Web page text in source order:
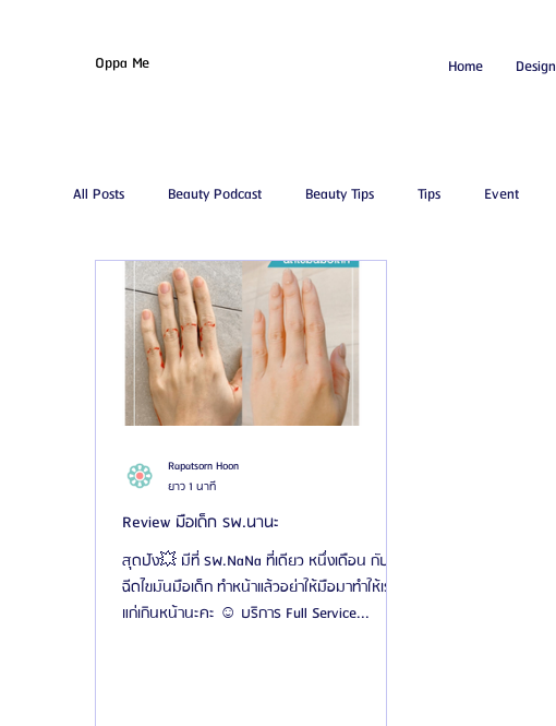
Home Design
Oppa Me
All Posts Beauty Podcast Beauty Tips Tips Event
รีวิวศัลยกรรมดูดไขมัน โรงพยาบาลศัลยกรรมเอท็อป
โรงพยาบาลศัลยกรรมจีเอ็นจี โรงพยาบาลศัลยกรรมอิมเมจอัพ
โรงพยาบาลศัลยกรรมนานะ
Review มือเด็ก รพ.นานะ
สุดปัง💥 มีที่ รพ.NaNa ที่เดียว หนึ่งเดือน กับการ
ฉีดไขมันมือเด็ก ทำหน้าแล้วอย่าให้มือมาทำให้เราดู
แก่เกินหน้านะคะ ☺️ บริการ Full Service...
Rapatsorn Hoon
ยาว 1 นาที